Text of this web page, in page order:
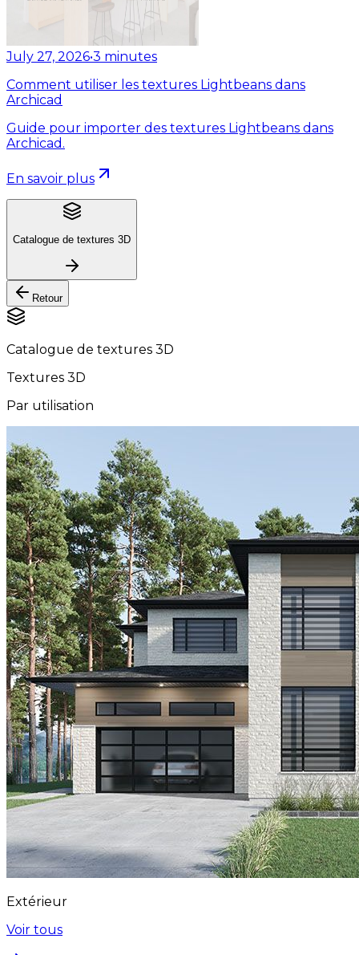
July 27, 2026•3 minutes
Comment utiliser les textures Lightbeans dans
Archicad
Guide pour importer des textures Lightbeans dans
Archicad.
En savoir plus
Catalogue de textures 3D
Retour
Catalogue de textures 3D
Textures 3D
Par utilisation
Extérieur
Voir tous